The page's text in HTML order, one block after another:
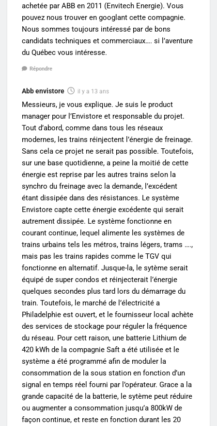
achetée par ABB en 2011 (Envitech Energie). Vous
pouvez nous trouver en googlant cette compagnie.
Nous sommes toujours intéressé par de bons
candidats techniques et commerciaux…. si l’aventure
du Québec vous intéresse.
Répondre
Abb envistore il y a 13 ans
Messieurs, je vous explique. Je suis le product
manager pour l’Envistore et responsable du projet.
Tout d’abord, comme dans tous les réseaux
modernes, les trains réinjectent l’énergie de freinage.
Sans cela ce projet ne serait pas possible. Toutefois,
sur une base quotidienne, a peine la moitié de cette
énergie est reprise par les autres trains selon la
synchro du freinage avec la demande, l’excédent
étant dissipée dans des résistances. Le système
Envistore capte cette énergie excédente qui serait
autrement dissipée. Le système fonctionne en
courant continue, lequel alimente les systèmes de
trains urbains tels les métros, trains légers, trams ….,
mais pas les trains rapides comme le TGV qui
fonctionne en alternatif. Jusque-la, le sytème serait
équipé de super condos et réinjecterait l’énergie
quelques secondes plus tard lors du démarrage du
train. Toutefois, le marché de l’électricité a
Philadelphie est ouvert, et le fournisseur local achète
des services de stockage pour réguler la fréquence
du réseau. Pour cett raison, une batterie Lithium de
420 kWh de la compagnie Saft a été utilisée et le
système a été programmé afin de moduler la
consommation de la sous station en fonction d’un
signal en temps réel fourni par l’opérateur. Grace a la
grande capacité de la batterie, le sytème peut réduire
ou augmenter a consommation jusqu’a 800kW de
façon continue, et reste en fonction durant les 20